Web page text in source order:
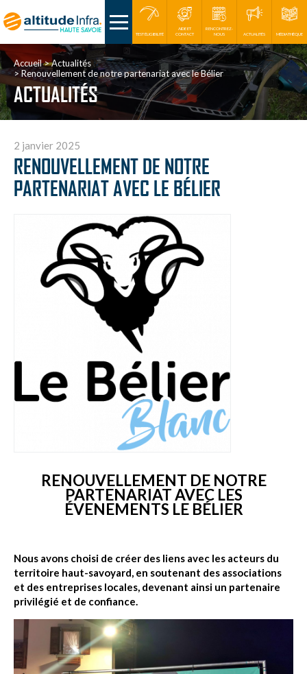
TEST ÉLIGIBILITÉ
AIDE ET
CONTACT
RENCONTREZ-
NOUS
ACTUALITÉS MÉDIATHÈQUE
Accueil
Actualités
Renouvellement de notre partenariat avec le Bélier
ACTUALITÉS
2 janvier 2025
RENOUVELLEMENT DE NOTRE
PARTENARIAT AVEC LE BÉLIER
RENOUVELLEMENT DE NOTRE
PARTENARIAT AVEC LES
ÉVENEMENTS LE BÉLIER
Nous avons choisi de créer des liens avec les acteurs du
territoire haut-savoyard, en soutenant des associations
et des entreprises locales, devenant ainsi un partenaire
privilégié et de confiance.